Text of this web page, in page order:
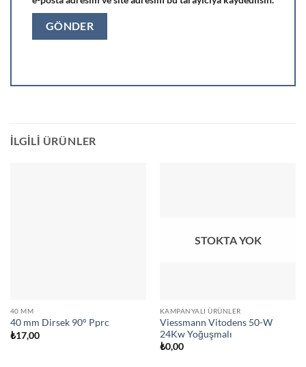
İLGILI ÜRÜNLER
40 MM
40 mm Dirsek 90° Pprc
₺17,00
STOKTA YOK
KAMPANYALI ÜRÜNLER
Viessmann Vitodens 50-W
24Kw Yoğuşmalı
₺0,00